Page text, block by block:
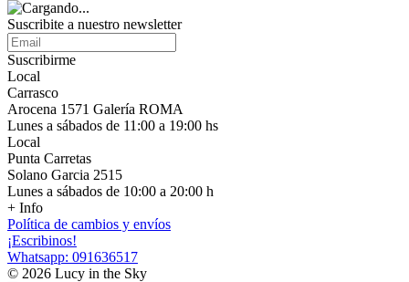
Suscribite a nuestro newsletter
Suscribirme
Local
Carrasco
Arocena 1571 Galería ROMA
Lunes a sábados de 11:00 a 19:00 hs
Local
Punta Carretas
Solano Garcia 2515
Lunes a sábados de 10:00 a 20:00 h
+ Info
Política de cambios y envíos
¡Escribinos!
Whatsapp: 091636517
© 2026 Lucy in the Sky